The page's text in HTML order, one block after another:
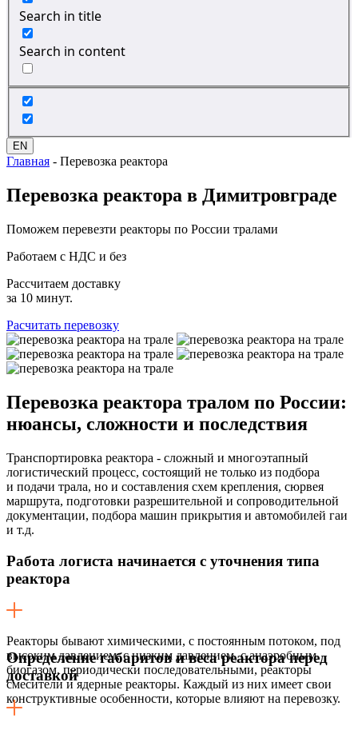
Search in title
Search in content
EN
Главная - Перевозка реактора
Перевозка реактора в Димитровграде
Поможем перевезти реакторы по России тралами
Работаем с НДС и без
Рассчитаем доставку
за 10 минут.
Расчитать перевозку
Перевозка реактора тралом по России:
нюансы, сложности и последствия
Транспортировка реактора - сложный и многоэтапный
логистический процесс, состоящий не только из подбора
и подачи трала, но и составления схем крепления, сюрвея
маршрута, подготовки разрешительной и сопроводительной
документации, подбора машин прикрытия и автомобилей гаи
и т.д.
Работа логиста начинается с уточнения типа
реактора
Реакторы бывают химическими, с постоянным потоком, под
высоким давлением, с низким давлением, с анаэробным
биогазом, периодически последовательными, реакторы
смесители и ядерные реакторы. Каждый из них имеет свои
конструктивные особенности, которые влияют на перевозку.
Определение габаритов и веса реактора перед
доставкой